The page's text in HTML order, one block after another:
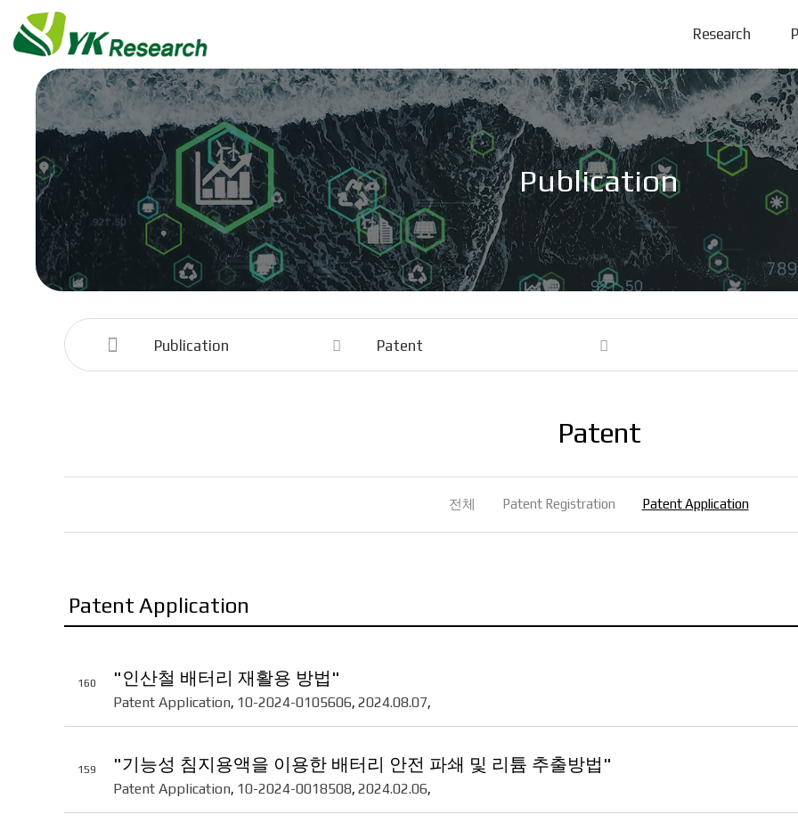
Research
Publication
Publication Patent
Patent
전체 Patent Registration Patent Application
Patent Application
160 "인산철 배터리 재활용 방법"
Patent Application, 10-2024-0105606, 2024.08.07,
159 "기능성 침지용액을 이용한 배터리 안전 파쇄 및 리튬 추출방법"
Patent Application, 10-2024-0018508, 2024.02.06,